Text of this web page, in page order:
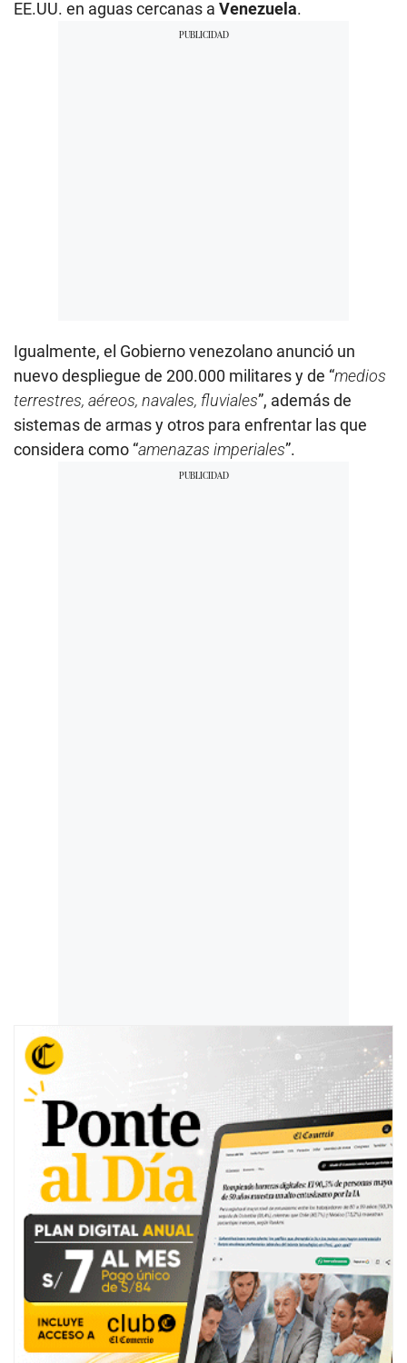
EE.UU. en aguas cercanas a Venezuela.
Igualmente, el Gobierno venezolano anunció un
nuevo despliegue de 200.000 militares y de “medios
terrestres, aéreos, navales, fluviales”, además de
sistemas de armas y otros para enfrentar las que
considera como “amenazas imperiales”.